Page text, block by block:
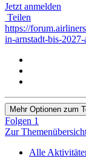
Jetzt anmelden
Teilen
https://
in-arnstadt-bis-2027-
Mehr Optionen zum
Folgen 1
Zur
Alle